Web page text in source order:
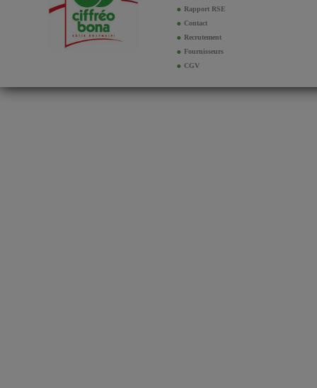
Rapport RSE
Contact
Recrutement
Fournisseurs
CGV